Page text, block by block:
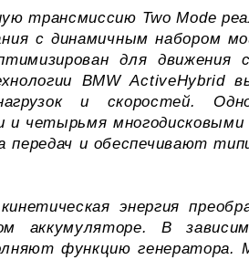
трансмиссию Two Mode
с динамичным набором
для движения
BMW ActiveHybrid
и скоростей.
и четырьмя
и обеспечивают
энергия
аккумуляторе. В
функцию генератора.